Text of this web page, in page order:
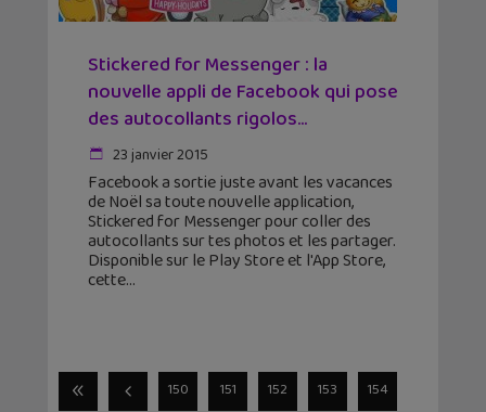
Stickered for Messenger : la
nouvelle appli de Facebook qui pose
des autocollants rigolos...
23 janvier 2015
Facebook a sortie juste avant les vacances
de Noël sa toute nouvelle application,
Stickered for Messenger pour coller des
autocollants sur tes photos et les partager.
Disponible sur le Play Store et l'App Store,
cette
150 151 152 153 154